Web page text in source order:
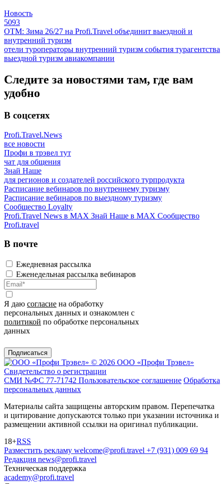
Новость
5093
ОТМ: Зима 26/27 на Profi.Travel объединит выездной и
внутренний туризм
отели туроператоры внутренний туризм события турагентства
выездной туризм авиакомпании
Следите за новостями там, где вам
удобно
В соцсетях
Profi.Travel.News
все новости
Профи в трэвел тут
чат для общения
Знай Наше
для регионов и создателей российского турпродукта
Расписание вебинаров по внутреннему туризму
Расписание вебинаров по выездному туризму
Сообщество Loyalty
Profi.Travel News в MAX Знай Наше в MAX Сообщество
Profi.travel
В почте
Ежедневная рассылка
Еженедельная рассылка вебинаров
Я даю согласие на обработку
персональных данных и ознакомлен с
политикой по обработке персональных
данных
Подписаться
© 2026 ООО «Профи Трэвeл»
Свидетельство о регистрации
СМИ №ФС 77-71742 Пользовательское соглашение Обработка
персональных данных
Материалы сайта защищены авторским правом. Перепечатка
и цитирование допускаются только при указании источника и
размещении активной ссылки на оригинал публикации.
18+RSS
Разместить рекламу welcome@profi.travel +7 (931) 009 69 94
Редакция news@profi.travel
Техническая поддержка
academy@profi.travel